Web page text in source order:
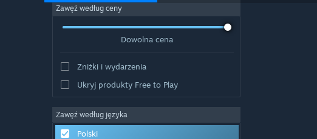
Zawęź według ceny
Dowolna cena
Zniżki i wydarzenia
Ukryj produkty Free to Play
Zawęź według języka
Polski